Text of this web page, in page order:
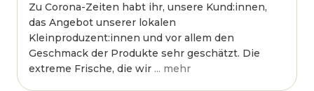
Zu Corona-Zeiten habt ihr, unsere Kund:innen,
das Angebot unserer lokalen
Kleinproduzent:innen und vor allem den
Geschmack der Produkte sehr geschätzt. Die
extreme Frische, die wir ... mehr